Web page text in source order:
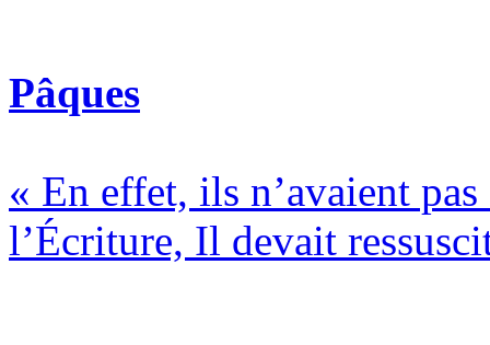
Pâques
« En effet, ils n’avaient
l’Écriture, Il devait